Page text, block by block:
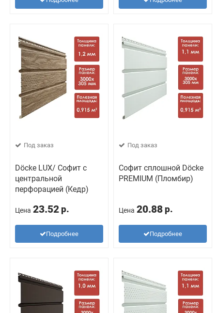
Под заказ
Döcke LUX/ Софит с
центральной
перфорацией (Кедр)
Цена 23.52 р.
Подробнее
Под заказ
Софит сплошной Döcke
PREMIUM (Пломбир)
Цена 20.88 р.
Подробнее